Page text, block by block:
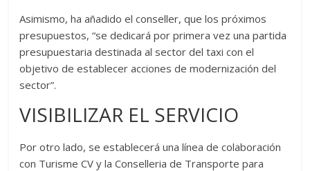
Asimismo, ha añadido el conseller, que los próximos
presupuestos, “se dedicará por primera vez una partida
presupuestaria destinada al sector del taxi con el
objetivo de establecer acciones de modernización del
sector”.
VISIBILIZAR EL SERVICIO
Por otro lado, se establecerá una línea de colaboración
con Turisme CV y la Conselleria de Transporte para